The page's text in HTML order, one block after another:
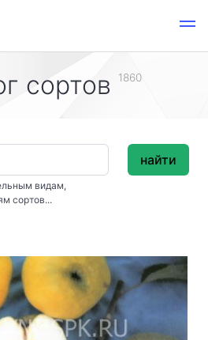
сортов 1860
видам,
сортов...
найти